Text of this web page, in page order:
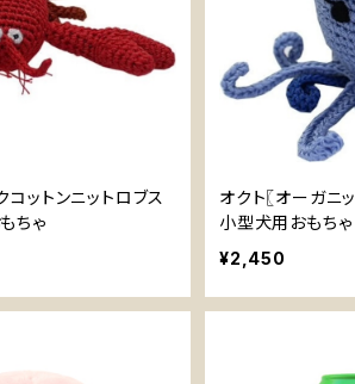
コットンニットロブス
ちゃ
オクト〖オーガニ
小型犬用おもちゃ
¥2,450